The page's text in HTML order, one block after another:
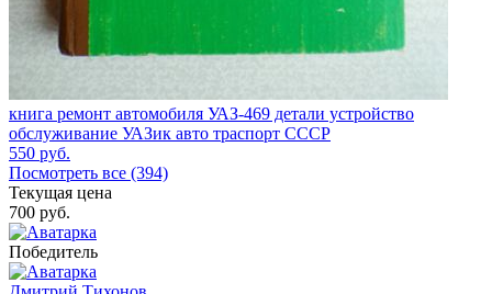
книга ремонт автомобиля УАЗ-469 детали устройство
обслуживание УАЗик авто траспорт СССР
550 руб.
Посмотреть все (394)
Текущая цена
700 руб.
Победитель